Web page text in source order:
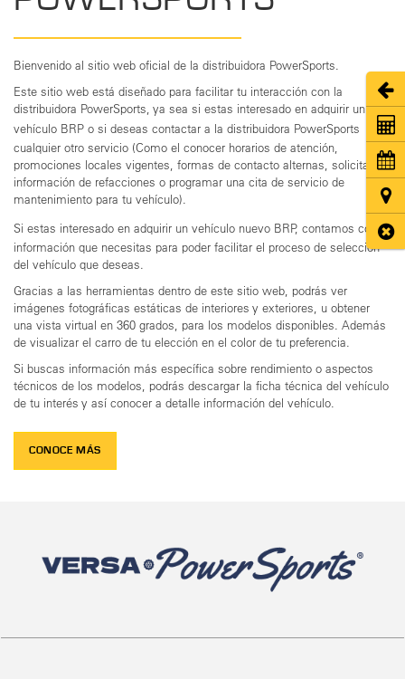
Bienvenido al sitio web oficial de la distribuidora PowerSports.
Este sitio web está diseñado para facilitar tu interacción con la
distribuidora PowerSports, ya sea si estas interesado en adquirir un
vehículo BRP o si deseas contactar a la distribuidora PowerSports
para
cualquier otro servicio (Como el conocer horarios de atención,
promociones locales vigentes, formas de contacto alternas, solicitar
información de refacciones o programar una cita de servicio de
mantenimiento para tu vehículo).
Si estas interesado en adquirir un vehículo nuevo BRP, contamos con la
información que necesitas para poder facilitar el proceso de selección
del vehículo que deseas.
Gracias a las herramientas dentro de este sitio web, podrás ver
imágenes fotográficas estáticas de interiores y exteriores, u obtener
una vista virtual en 360 grados, para los modelos disponibles. Además
de visualizar el carro de tu elección en el color de tu preferencia.
Si buscas información más específica sobre rendimiento o aspectos
técnicos de los modelos, podrás descargar la ficha técnica del vehículo
de tu interés y así conocer a detalle información del vehículo.
CONOCE MÁS